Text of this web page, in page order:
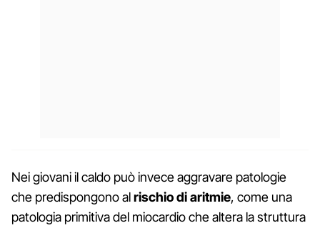
Nei giovani il caldo può invece aggravare patologie
che predispongono alrischio di aritmie, come una
patologia primitiva del miocardio che altera la struttura